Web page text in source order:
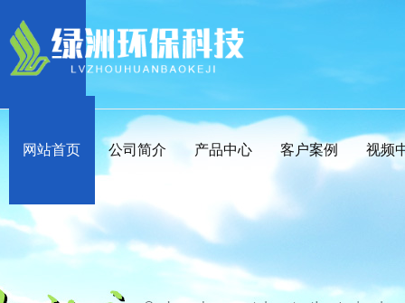
网站首页 公司简介 产品中心 客户案例 视频